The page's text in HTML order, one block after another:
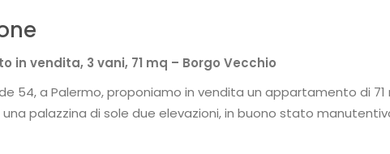
in vendita, 3 vani, 71 mq – Borgo Vecchio
54, a Palermo, proponiamo in vendita un appartamento di
palazzina di sole due elevazioni, in buono stato